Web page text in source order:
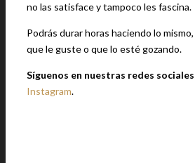
no las satisface y tampoco les fascina.
Podrás durar horas haciendo lo
que le guste o que lo esté gozando.
Síguenos en nuestras redes
Instagram.